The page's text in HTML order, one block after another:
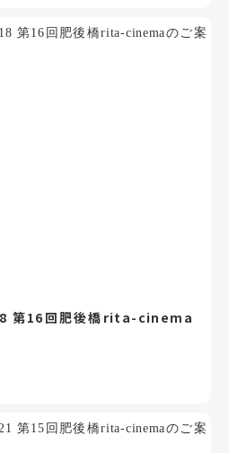
18 第16回肥後橋rita-cinema